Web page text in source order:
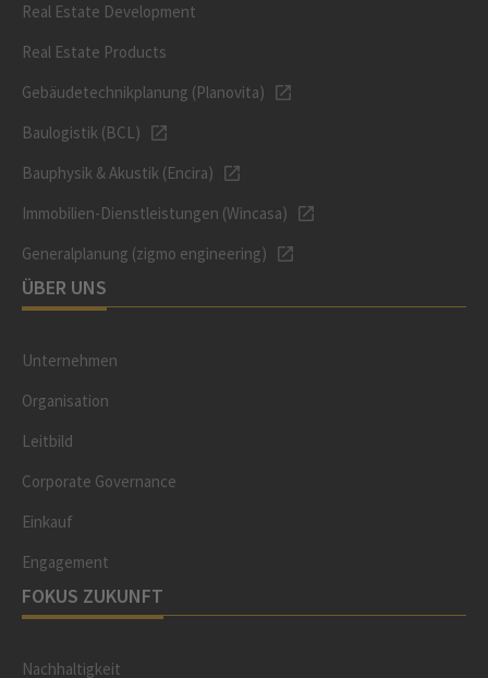
Real Estate Development
Real Estate Products
Gebäudetechnikplanung (Planovita)
Baulogistik (BCL)
Bauphysik & Akustik (Encira)
Immobilien-Dienstleistungen (Wincasa)
Generalplanung (zigmo engineering)
ÜBER UNS
Unternehmen
Organisation
Leitbild
Corporate Governance
Einkauf
Engagement
FOKUS ZUKUNFT
Nachhaltigkeit